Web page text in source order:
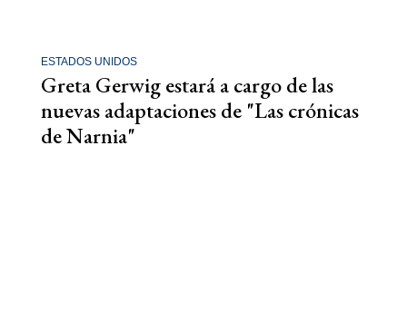
ESTADOS UNIDOS
Greta Gerwig estará a cargo de las
nuevas adaptaciones de "Las crónicas
de Narnia"